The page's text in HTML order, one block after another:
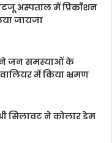
अस्पताल में प्रिकॉशन
जायजा
ने जन समस्याओं के
में किया भ्रमण
सिलावट ने कोलार डेम